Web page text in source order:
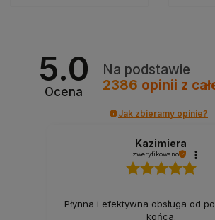
5.0
Ocena
Na podstawie
2386 opinii z
Jak zbieramy opinie?
Kazimiera
zweryfikowano
Płynna i efektywna obsługa od
końca.